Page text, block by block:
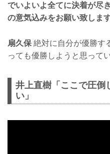
でいよいよ全てに決着が尽
の意気込みをお願い致しま
扇久保 絶対に自分が優勝す
っても優勝しようと思って
井上直樹「ここで圧倒
い」